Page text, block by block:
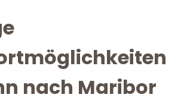
nach Maribor